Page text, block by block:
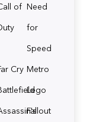
of Need
for
Speed
Cry Metro
Lego
Fallout